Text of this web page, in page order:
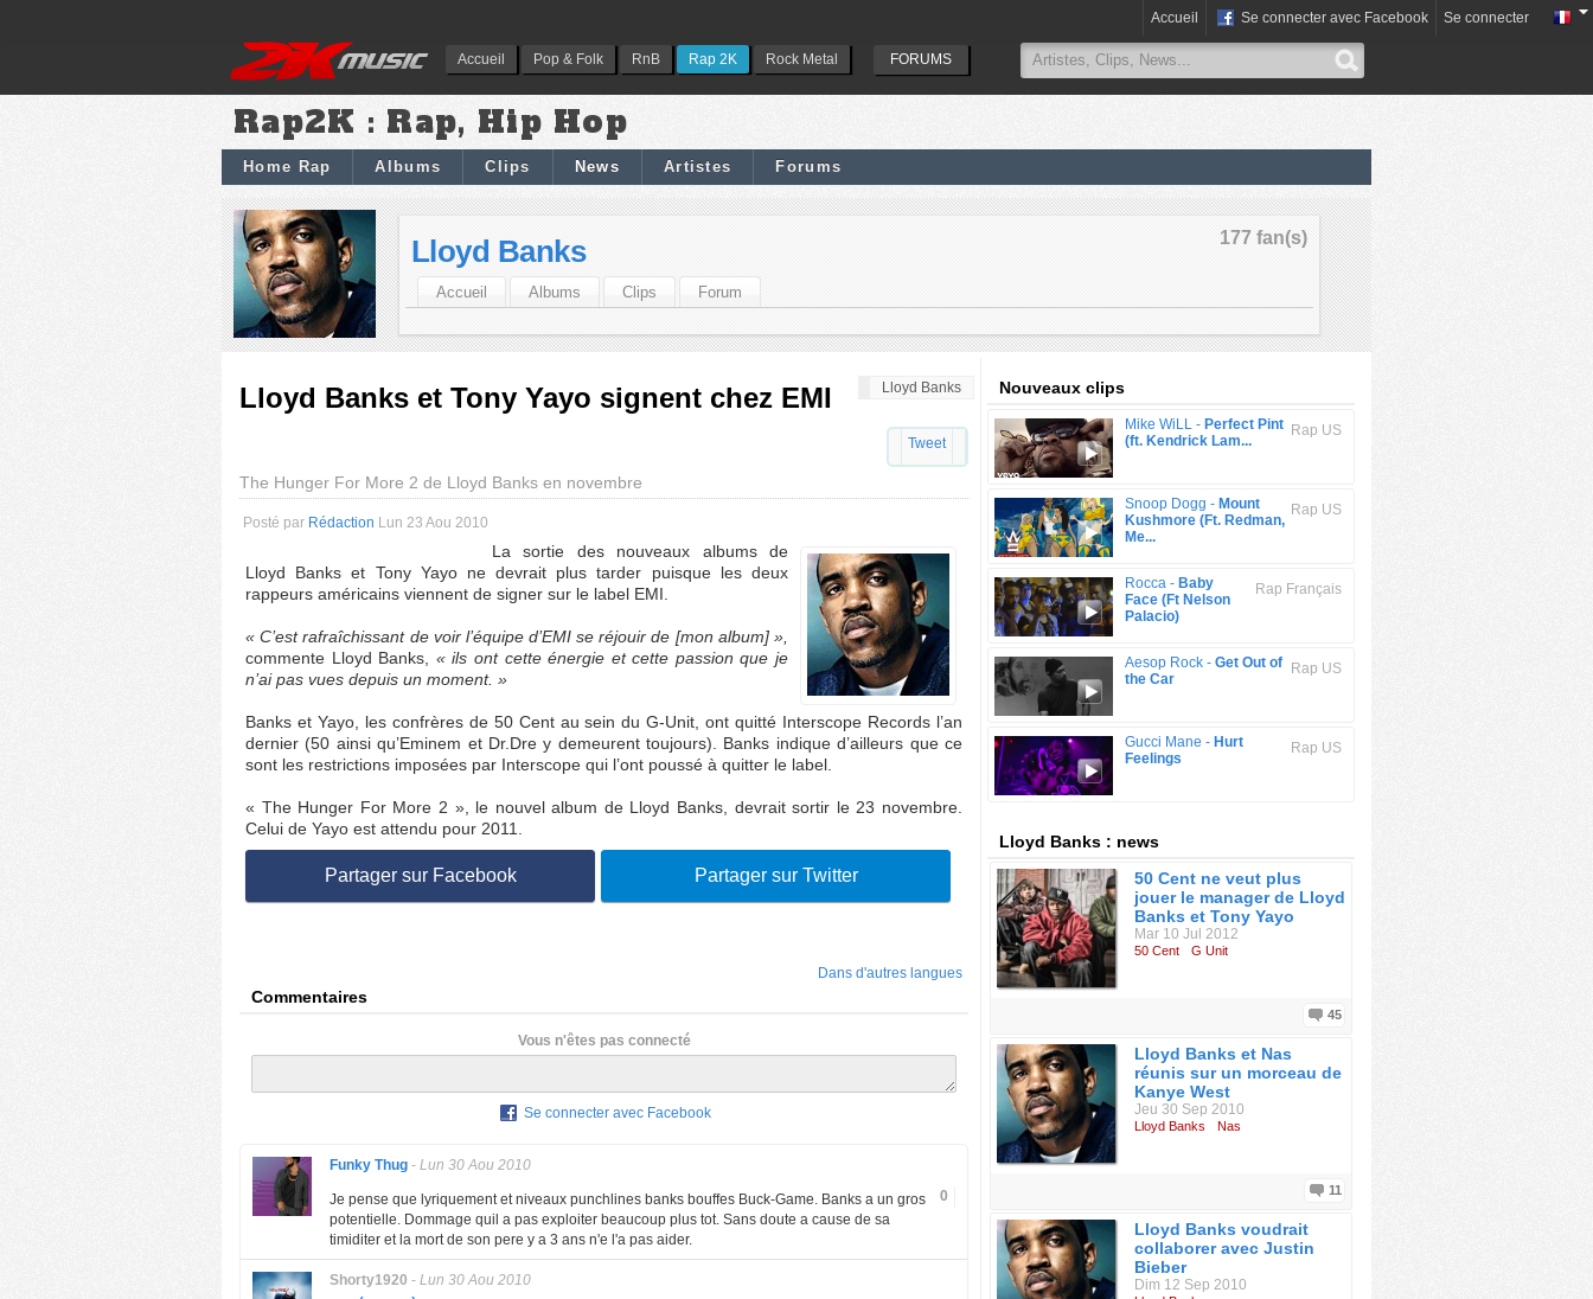
Accueil Pop & Folk RnB Rap 2K Rock Metal FORUMS
Accueil Se connecter avec Facebook Se connecter
Rap2K : Rap, Hip Hop
Home Rap Albums Clips News Artistes Forums
177 fan(s)
Lloyd Banks
Accueil Albums Clips Forum
Lloyd Banks
Lloyd Banks et Tony Yayo signent chez EMI
Tweet
The Hunger For More 2 de Lloyd Banks en novembre
Posté par Rédaction Lun 23 Aou 2010
La sortie des nouveaux albums de
Lloyd Banks et Tony Yayo ne devrait plus tarder puisque les deux
rappeurs américains viennent de signer sur le label EMI.
« C’est rafraîchissant de voir l’équipe d’EMI se réjouir de [mon album] »,
commente Lloyd Banks, « ils ont cette énergie et cette passion que je
n’ai pas vues depuis un moment. »
Banks et Yayo, les confrères de 50 Cent au sein du G-Unit, ont quitté Interscope Records l’an
dernier (50 ainsi qu’Eminem et Dr.Dre y demeurent toujours). Banks indique d’ailleurs que ce
sont les restrictions imposées par Interscope qui l’ont poussé à quitter le label.
« The Hunger For More 2 », le nouvel album de Lloyd Banks, devrait sortir le 23 novembre.
Celui de Yayo est attendu pour 2011.
Partager sur Facebook Partager sur Twitter
Dans d'autres langues
Commentaires
Vous n'êtes pas connecté
Se connecter avec Facebook
Funky Thug - Lun 30 Aou 2010
0
Je pense que lyriquement et niveaux punchlines banks bouffes Buck-Game. Banks a un gros
potentielle. Dommage quil a pas exploiter beaucoup plus tot. Sans doute a cause de sa
timiditer et la mort de son pere y a 3 ans n'e l'a pas aider.
Shorty1920 - Lun 30 Aou 2010
Nouveaux clips
Rap US
Mike WiLL - Perfect Pint
(ft. Kendrick Lam...
Rap US
Snoop Dogg - Mount
Kushmore (Ft. Redman,
Me...
Rap Français
Rocca - Baby
Face (Ft Nelson
Palacio)
Rap US
Aesop Rock - Get Out of
the Car
Rap US
Gucci Mane - Hurt
Feelings
Lloyd Banks : news
50 Cent ne veut plus
jouer le manager de Lloyd
Banks et Tony Yayo
Mar 10 Jul 2012
50 Cent G Unit
45
Lloyd Banks et Nas
réunis sur un morceau de
Kanye West
Jeu 30 Sep 2010
Lloyd Banks Nas
11
Lloyd Banks voudrait
collaborer avec Justin
Bieber
Dim 12 Sep 2010